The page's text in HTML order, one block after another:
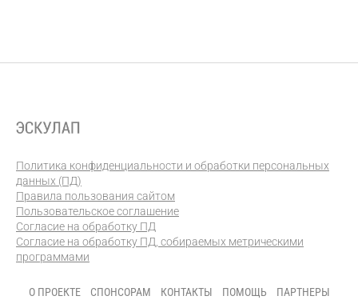
Политика конфиденциальности и обработки персональных
данных (ПД)
Правила пользования сайтом
Пользовательское соглашение
Согласие на обработку ПД
Согласие на обработку ПД, собираемых метрическими
программами
О ПРОЕКТЕ СПОНСОРАМ КОНТАКТЫ ПОМОЩЬ ПАРТНЕРЫ